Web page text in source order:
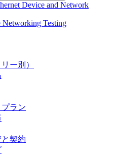
Device and Network
Networking Testing
ー別）
ラン
契約